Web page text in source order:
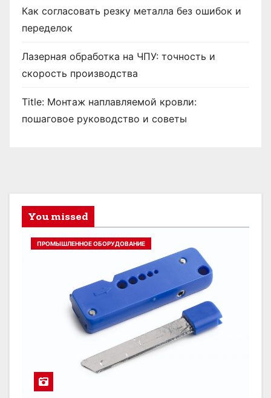
Как согласовать резку металла без ошибок и
переделок
Лазерная обработка на ЧПУ: точность и
скорость производства
Title: Монтаж наплавляемой кровли:
пошаговое руководство и советы
You missed
ПРОМЫШЛЕННОЕ ОБОРУДОВАНИЕ